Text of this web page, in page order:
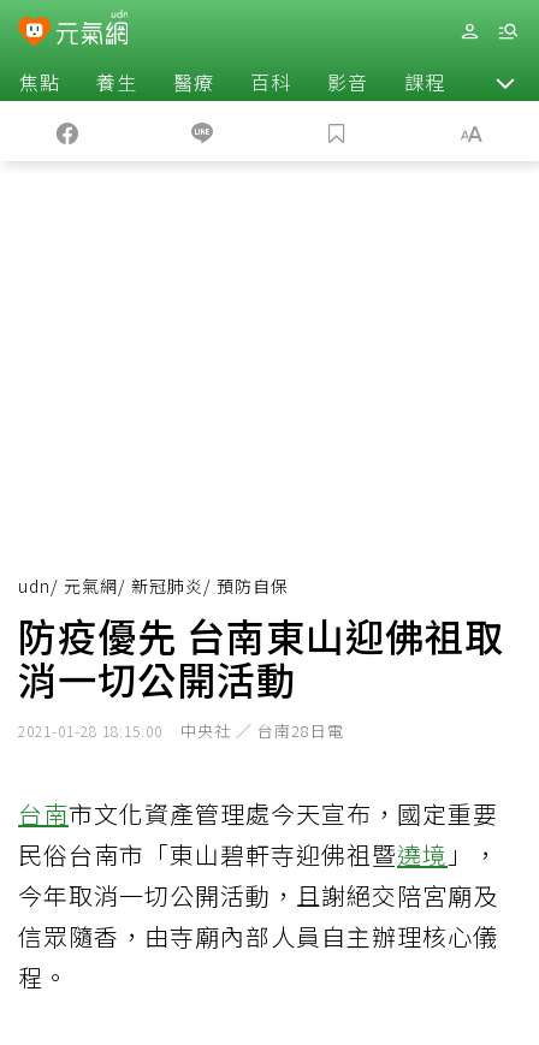
焦點 養生 醫療 百科 影音 課程 退休
udn/ 元氣網/ 新冠肺炎 / 預防自保
防疫優先 台南東山迎佛祖取
消一切公開活動
2021-01-28 18:15:00 中央社 ／ 台南28日電
台南市文化資產管理處今天宣布，國定重要
民俗台南市「東山碧軒寺迎佛祖暨遶境 」，
今年取消一切公開活動，且謝絕交陪宮廟及
信眾隨香，由寺廟內部人員自主辦理核心儀
程。